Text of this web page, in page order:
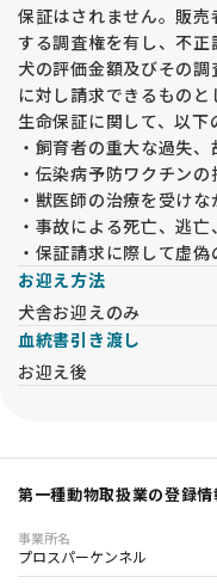
保証はされません。販
する調査権を有し、不
犬の評価金額及びその
に対し請求できるものと
生命保証に関して、以下
・飼育者の重大な過失
・伝染病予防ワクチン
・獣医師の治療を受け
・事故による死亡、逃亡
・保証請求に際して虚
お迎え方法
犬舎お迎えのみ
血統書引き渡し
お迎え後
第一種動物取扱業の登録情
事業所名
プロスパーケンネル